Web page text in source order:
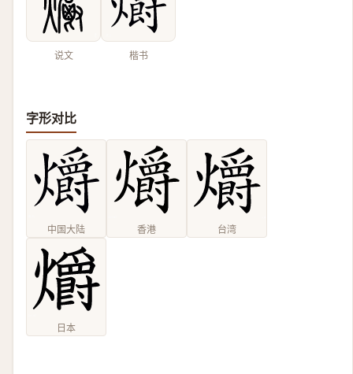
说文 楷书
字形对比
中国大陆 香港 台湾
日本